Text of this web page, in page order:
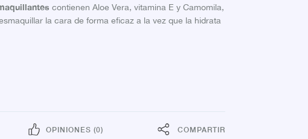
contienen Aloe Vera, vitamina E y Camomila,
la cara de forma eficaz a la vez que la hidrata
OPINIONES (0) COMPARTIR